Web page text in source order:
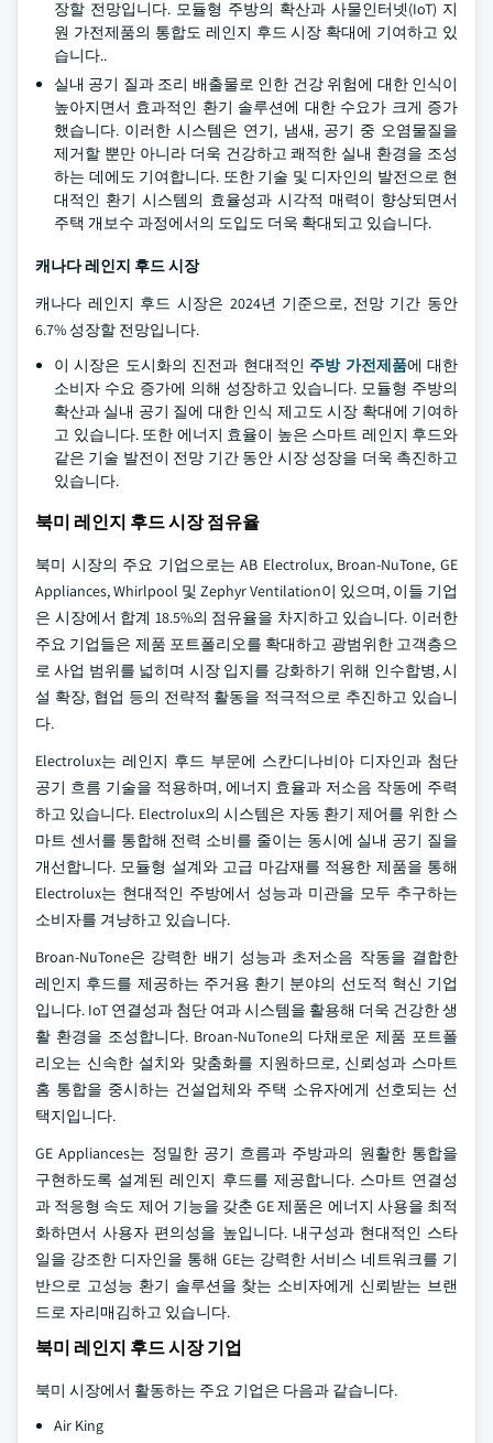
장할 전망입니다. 모듈형 주방의 확산과 사물인터넷(IoT) 지
원 가전제품의 통합도 레인지 후드 시장 확대에 기여하고 있
습니다..
실내 공기 질과 조리 배출물로 인한 건강 위험에 대한 인식이
높아지면서 효과적인 환기 솔루션에 대한 수요가 크게 증가
했습니다. 이러한 시스템은 연기, 냄새, 공기 중 오염물질을
제거할 뿐만 아니라 더욱 건강하고 쾌적한 실내 환경을 조성
하는 데에도 기여합니다. 또한 기술 및 디자인의 발전으로 현
대적인 환기 시스템의 효율성과 시각적 매력이 향상되면서
주택 개보수 과정에서의 도입도 더욱 확대되고 있습니다.
캐나다 레인지 후드 시장
캐나다 레인지 후드 시장은 2024년 기준으로, 전망 기간 동안
6.7% 성장할 전망입니다.
이 시장은 도시화의 진전과 현대적인 주방 가전제품에 대한
소비자 수요 증가에 의해 성장하고 있습니다. 모듈형 주방의
확산과 실내 공기 질에 대한 인식 제고도 시장 확대에 기여하
고 있습니다. 또한 에너지 효율이 높은 스마트 레인지 후드와
같은 기술 발전이 전망 기간 동안 시장 성장을 더욱 촉진하고
있습니다.
북미 레인지 후드 시장 점유율
북미 시장의 주요 기업으로는 AB Electrolux, Broan-NuTone, GE
Appliances, Whirlpool 및 Zephyr Ventilation이 있으며, 이들 기업
은 시장에서 합계 18.5%의 점유율을 차지하고 있습니다. 이러한
주요 기업들은 제품 포트폴리오를 확대하고 광범위한 고객층으
로 사업 범위를 넓히며 시장 입지를 강화하기 위해 인수합병, 시
설 확장, 협업 등의 전략적 활동을 적극적으로 추진하고 있습니
다.
Electrolux는 레인지 후드 부문에 스칸디나비아 디자인과 첨단
공기 흐름 기술을 적용하며, 에너지 효율과 저소음 작동에 주력
하고 있습니다. Electrolux의 시스템은 자동 환기 제어를 위한 스
마트 센서를 통합해 전력 소비를 줄이는 동시에 실내 공기 질을
개선합니다. 모듈형 설계와 고급 마감재를 적용한 제품을 통해
Electrolux는 현대적인 주방에서 성능과 미관을 모두 추구하는
소비자를 겨냥하고 있습니다.
Broan-NuTone은 강력한 배기 성능과 초저소음 작동을 결합한
레인지 후드를 제공하는 주거용 환기 분야의 선도적 혁신 기업
입니다. IoT 연결성과 첨단 여과 시스템을 활용해 더욱 건강한 생
활 환경을 조성합니다. Broan-NuTone의 다채로운 제품 포트폴
리오는 신속한 설치와 맞춤화를 지원하므로, 신뢰성과 스마트
홈 통합을 중시하는 건설업체와 주택 소유자에게 선호되는 선
택지입니다.
GE Appliances는 정밀한 공기 흐름과 주방과의 원활한 통합을
구현하도록 설계된 레인지 후드를 제공합니다. 스마트 연결성
과 적응형 속도 제어 기능을 갖춘 GE 제품은 에너지 사용을 최적
화하면서 사용자 편의성을 높입니다. 내구성과 현대적인 스타
일을 강조한 디자인을 통해 GE는 강력한 서비스 네트워크를 기
반으로 고성능 환기 솔루션을 찾는 소비자에게 신뢰받는 브랜
드로 자리매김하고 있습니다.
북미 레인지 후드 시장 기업
북미 시장에서 활동하는 주요 기업은 다음과 같습니다.
Air King